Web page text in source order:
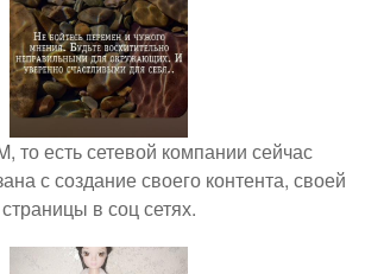
то есть сетевой компании сейчас
с создание своего контента, своей
страницы в соц сетях.